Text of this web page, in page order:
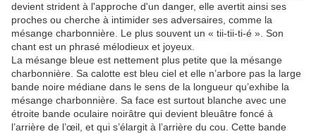
devient strident à l'approche d'un danger, elle avertit ainsi ses
proches ou cherche à intimider ses adversaires, comme la
mésange charbonnière. Le plus souvent un « tii-tii-ti-é ». Son
chant est un phrasé mélodieux et joyeux.
La mésange bleue est nettement plus petite que la mésange
charbonnière. Sa calotte est bleu ciel et elle n’arbore pas la large
bande noire médiane dans le sens de la longueur qu’exhibe la
mésange charbonnière. Sa face est surtout blanche avec une
étroite bande oculaire noirâtre qui devient bleuâtre foncé à
l’arrière de l’œil, et qui s’élargit à l’arrière du cou. Cette bande